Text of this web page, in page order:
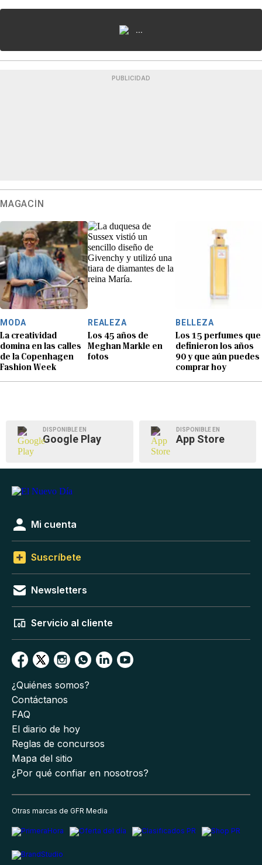
...
PUBLICIDAD
MAGACÍN
MODA
La creatividad
domina en las calles
de la Copenhagen
Fashion Week
REALEZA
Los 45 años de
Meghan Markle en
fotos
BELLEZA
Los 15 perfumes que
definieron los años
90 y que aún puedes
comprar hoy
DISPONIBLE EN
Google Play
DISPONIBLE EN
App Store
Mi cuenta
Suscríbete
Newsletters
Servicio al cliente
¿Quiénes somos?
Contáctanos
FAQ
El diario de hoy
Reglas de concursos
Mapa del sitio
¿Por qué confiar en nosotros?
Otras marcas de GFR Media